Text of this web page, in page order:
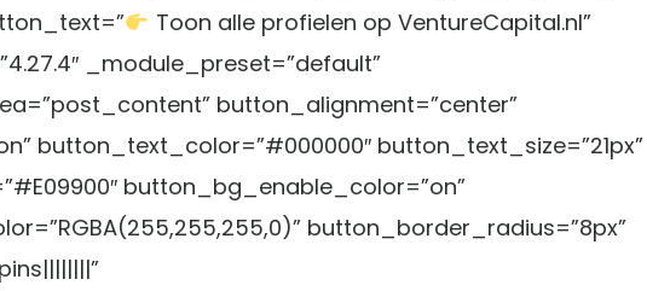
Toon alle profielen op VentureCapital.nl”
_module_preset=”default”
button_alignment=”center”
button_text_color=”#000000″ button_text_size=”21px”
button_bg_enable_color=”on”
button_border_radius=”8px”